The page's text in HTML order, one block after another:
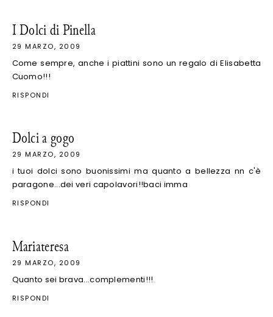
I Dolci di Pinella
29 MARZO, 2009
Come sempre, anche i piattini sono un regalo di Elisabetta
Cuomo!!!
RISPONDI
Dolci a gogo
29 MARZO, 2009
i tuoi dolci sono buonissimi ma quanto a bellezza nn c'è
paragone...dei veri capolavori!!baci imma
RISPONDI
Mariateresa
29 MARZO, 2009
Quanto sei brava...complementi!!!
RISPONDI